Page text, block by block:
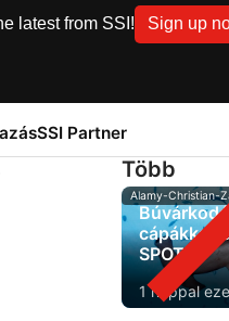
latest from SSI! Sign up
SSI Partner
Több
Alamy-Christian-
cápákkal:
SPOT
1 nappal